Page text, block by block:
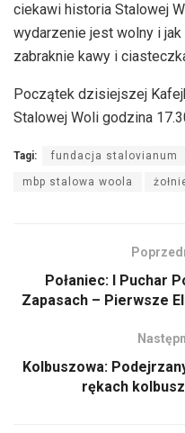
ciekawi historia Stalowej
wydarzenie jest wolny i jak
zabraknie kawy i
Początek dzisiejszej
Stalowej Woli godzina
Tagi: fundacja stalovianum
mbp stalowa woola
Połaniec: I Puchar
Zapasach – Pierwsze
Kolbuszowa:
rękach